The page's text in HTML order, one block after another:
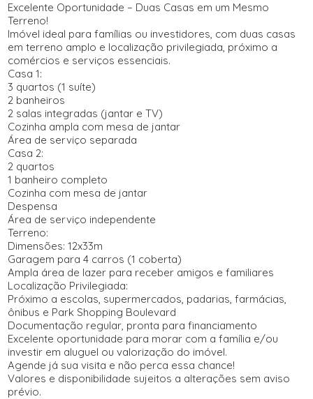
Excelente Oportunidade – Duas Casas em um Mesmo
Terreno!
Imóvel ideal para famílias ou investidores, com duas casas
em terreno amplo e localização privilegiada, próximo a
comércios e serviços essenciais.
Casa 1:
3 quartos (1 suíte)
2 banheiros
2 salas integradas (jantar e TV)
Cozinha ampla com mesa de jantar
Área de serviço separada
Casa 2:
2 quartos
1 banheiro completo
Cozinha com mesa de jantar
Despensa
Área de serviço independente
Terreno:
Dimensões: 12x33m
Garagem para 4 carros (1 coberta)
Ampla área de lazer para receber amigos e familiares
Localização Privilegiada:
Próximo a escolas, supermercados, padarias, farmácias,
ônibus e Park Shopping Boulevard
Documentação regular, pronta para financiamento
Excelente oportunidade para morar com a família e/ou
investir em aluguel ou valorização do imóvel.
Agende já sua visita e não perca essa chance!
Valores e disponibilidade sujeitos a alterações sem aviso
prévio.